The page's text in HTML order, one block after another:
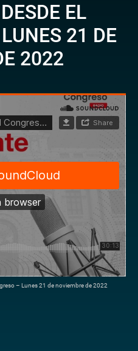
EL
21 DE
2022
– Lunes 21 de noviembre de 2022